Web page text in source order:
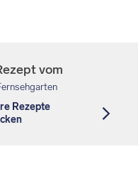
vom
Rezepte